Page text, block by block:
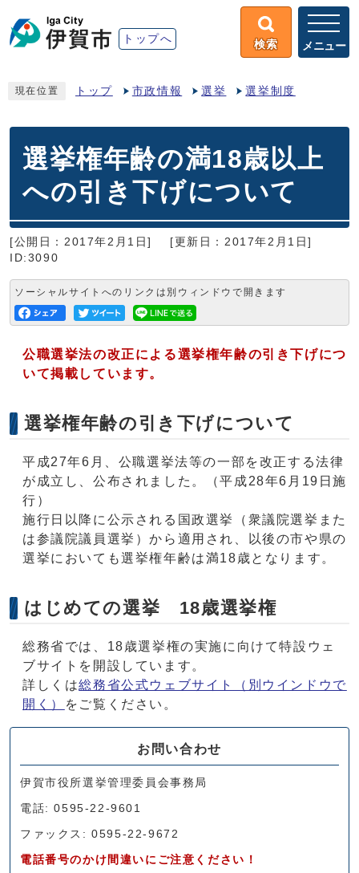
トップへ 検索 メニュー
現在位置 トップ 市政情報 選挙 選挙制度
選挙権年齢の満18歳以上
への引き下げについて
[公開日：2017年2月1日]
[更新日：2017年2月1日]
ID:3090
ソーシャルサイトへのリンクは別ウィンドウで開きます
公職選挙法の改正による選挙権年齢の引き下げにつ
いて掲載しています。
選挙権年齢の引き下げについて
平成27年6月、公職選挙法等の一部を改正する法律
が成立し、公布されました。（平成28年6月19日施
行）
施行日以降に公示される国政選挙（衆議院選挙また
は参議院議員選挙）から適用され、以後の市や県の
選挙においても選挙権年齢は満18歳となります。
はじめての選挙 18歳選挙権
総務省では、18歳選挙権の実施に向けて特設ウェ
ブサイトを開設しています。
詳しくは総務省公式ウェブサイト
（別ウインドウで
開く）
をご覧ください。
お問い合わせ
伊賀市役所選挙管理委員会事務局
電話: 0595-22-9601
ファックス: 0595-22-9672
電話番号のかけ間違いにご注意ください！